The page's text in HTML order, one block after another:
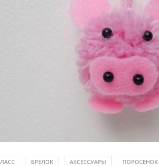
БРЕЛОК АКСЕССУАРЫ ПОРОСЕНОК